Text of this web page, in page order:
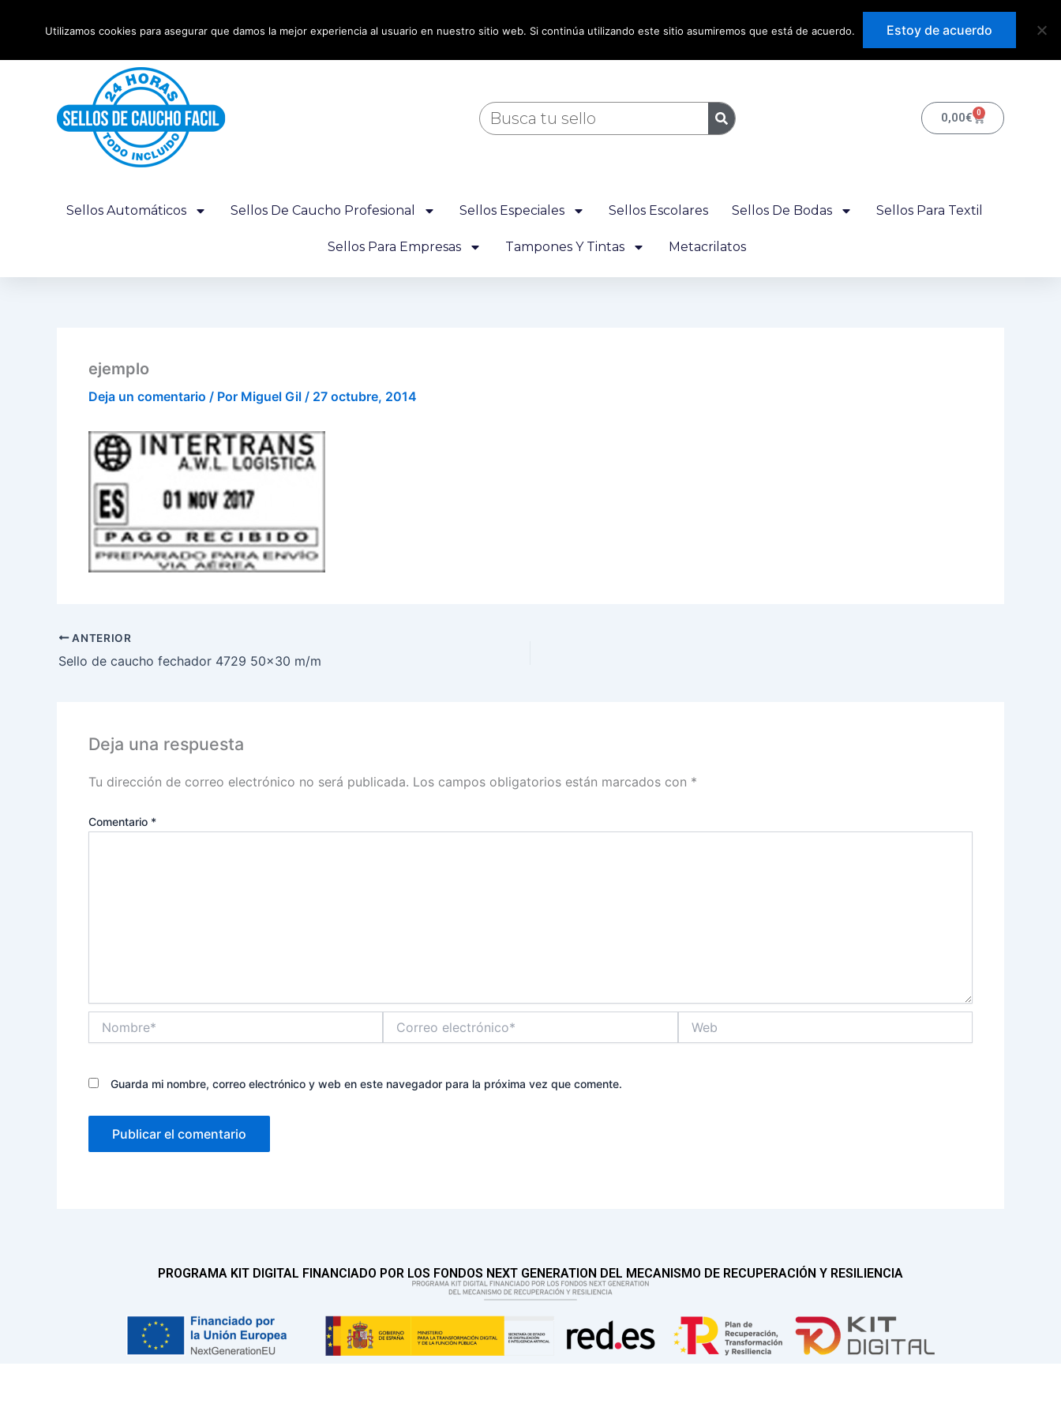
incluido
Buscar
0,00€ 0
Carrito
Sellos Automáticos Sellos De Caucho Profesional Sellos Especiales Sellos Escolares Sellos De Bodas Sellos Para Textil
Sellos Para Empresas Tampones Y Tintas Metacrilatos
ejemplo
Deja un comentario / Por Miguel Gil / 27 octubre, 2014
ANTERIOR
Sello de caucho fechador 4729 50×30 m/m
Deja una respuesta
Tu dirección de correo electrónico no será publicada. Los campos obligatorios están marcados con *
Comentario *
electrónico*
Guarda mi nombre, correo electrónico y web en este navegador para la próxima vez que comente.
PROGRAMA KIT DIGITAL FINANCIADO POR LOS FONDOS NEXT GENERATION DEL MECANISMO DE RECUPERACIÓN Y RESILIENCIA
Utilizamos cookies para asegurar que damos la mejor experiencia al usuario en nuestro sitio web. Si continúa utilizando este sitio asumiremos que está de acuerdo. Estoy de acuerdo